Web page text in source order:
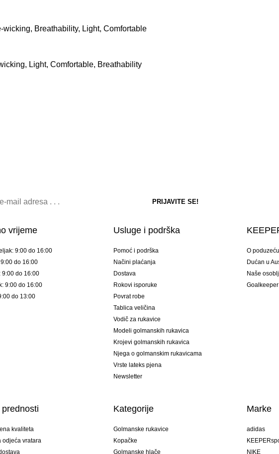
Breathability, Light, Comfortable
Light, Comfortable, Breathability
vrijeme
9:00 do 16:00
do 16:00
9:00 do 16:00
9:00 do 16:00
do 13:00
Usluge i podrška
Pomoć i podrška
Načini plaćanja
Dostava
Rokovi isporuke
Povrat robe
Tablica veličina
Vodič za rukavice
Modeli golmanskih rukavica
Krojevi golmanskih rukavica
Njega o golmanskim rukavicama
Vrste lateks pjena
Newsletter
O poduzeću
Dućan u
Naše
prednosti
kvaliteta
odjeća vratara
Kategorije
Golmanske rukavice
Kopačke
Golmanske hlače
Marke
adidas
NIKE